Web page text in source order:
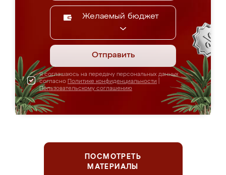
Желаемый бюджет
Отправить
Я соглашаюсь на передачу персональных данных
согласно Политике конфиденциальности
Пользовательскому соглашению
ПОСМОТРЕТЬ
МАТЕРИАЛЫ